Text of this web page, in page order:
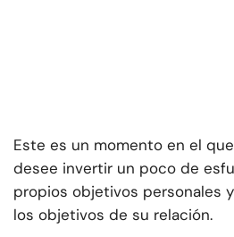
Este es un momento en el
desee invertir un poco de
propios objetivos personales
los objetivos de su relación.